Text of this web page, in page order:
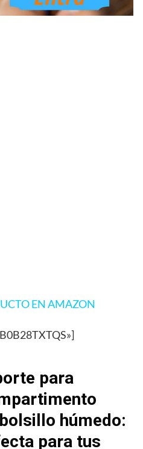
EN AMAZON
para
húmedo:
para tus